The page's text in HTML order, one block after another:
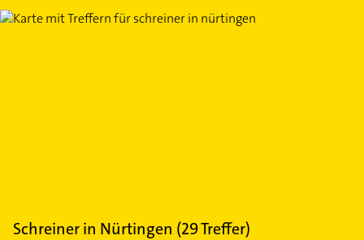
Schreinerin Nürtingen (29Treffer)